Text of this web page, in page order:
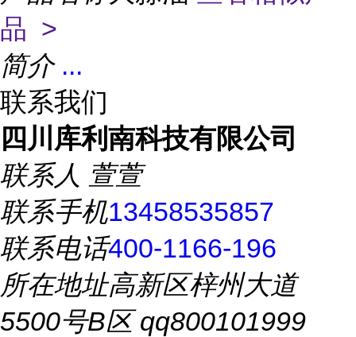
品 >
简介 ...
联系我们
四川库利南科技有限公司
联系人 萱萱
联系手机13458535857
联系电话400-1166-196
所在地址高新区梓州大道
5500号B区 qq800101999